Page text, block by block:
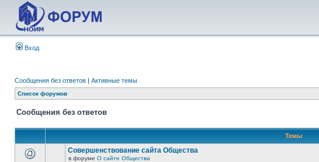
Вход
Сообщения без ответов | Активные темы
Список форумов
Сообщения без ответов
Темы
Совершенствование сайта Общества
в форуме О сайте Общества